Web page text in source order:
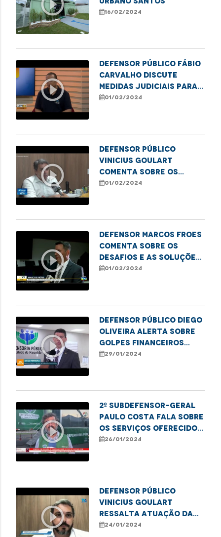
16/02/2024
play_circle_outline
Defensor público Fábio
Carvalho discute
medidas judiciais para
assegurar o
01/02/2024
play_circle_outline
Defensor público
Vinicius Goulart
comenta sobre os
casos de maus-tratos
01/02/2024
play_circle_outline
Defensor Marcos Froes
comenta sobre os
desafios e as soluções
para combater os
01/02/2024
play_circle_outline
Defensor público Diego
Oliveira alerta sobre
golpes financeiros
contra idosos
29/01/2024
play_circle_outline
2º Subdefensor-Geral
Paulo Costa fala sobre
os serviços oferecidos
pela Carreta dos
26/01/2024
play_circle_outline
Defensor público
Vinicius Goulart
ressalta atuação da
DPE no combate ao
24/01/2024